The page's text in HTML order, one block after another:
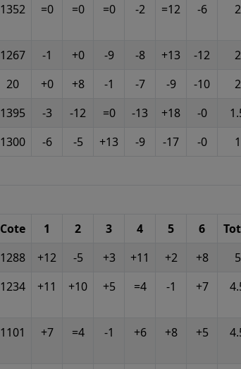
1352 =0 =0 =0 -2 =12 -6 2
1267 -1 +0 -9 -8 +13 -12
2
20 +0 +8 -1 -7 -9 -10
2
1395 -3 -12 =0 -13 +18 -0
1300 -6 -5 +13 -9 -17 -0 1
Cote 1 2 3 4 5 6
1288 +12 -5 +3 +11 +2 +8
5
1234 +11 +10 +5 =4 -1 +7
1101 +7 =4 -1 +6 +8 +5